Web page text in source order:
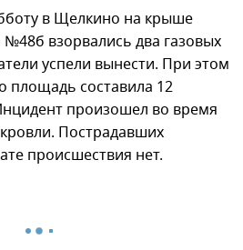
в Щелкино на крыше
взорвались два газовых
успели вынести. При этом
площадь составила 12
произошел во время
Пострадавших
происшествия нет.